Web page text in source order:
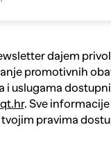
dajem
promotivnih
i uslugama
. Sve
pravima